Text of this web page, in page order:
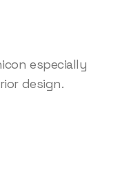
especially
design.